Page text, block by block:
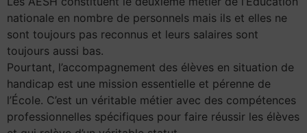
nationale en nombre de personnels mais ils et elles ne
sont toujours pas reconnus et leurs salaires sont
toujours aussi bas.
Pourtant, l’accompagnement des élèves en situation de
handicap est une mission essentielle et pérenne de
l’École. C’est un véritable métier avec des compétences
professionnelles spécifiques pour faire réussir les élèves